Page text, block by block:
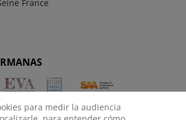
France
para medir la audiencia